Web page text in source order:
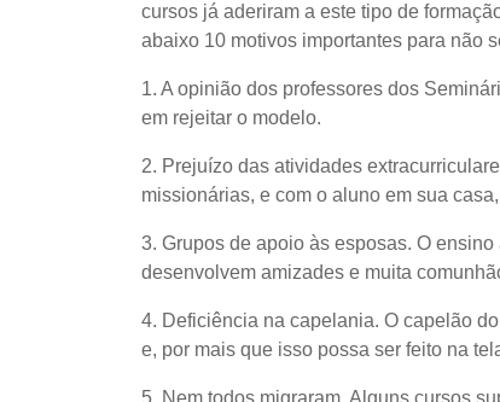
cursos já aderiram a este tipo de
abaixo 10 motivos importantes para não
1. A opinião dos professores dos
em rejeitar o modelo.
2. Prejuízo das atividades
missionárias, e com o aluno em sua
3. Grupos de apoio às esposas. O
desenvolvem amizades e muita
4. Deficiência na capelania. O capelão
e, por mais que isso possa ser feito na
5. Nem todos migraram. Alguns cursos